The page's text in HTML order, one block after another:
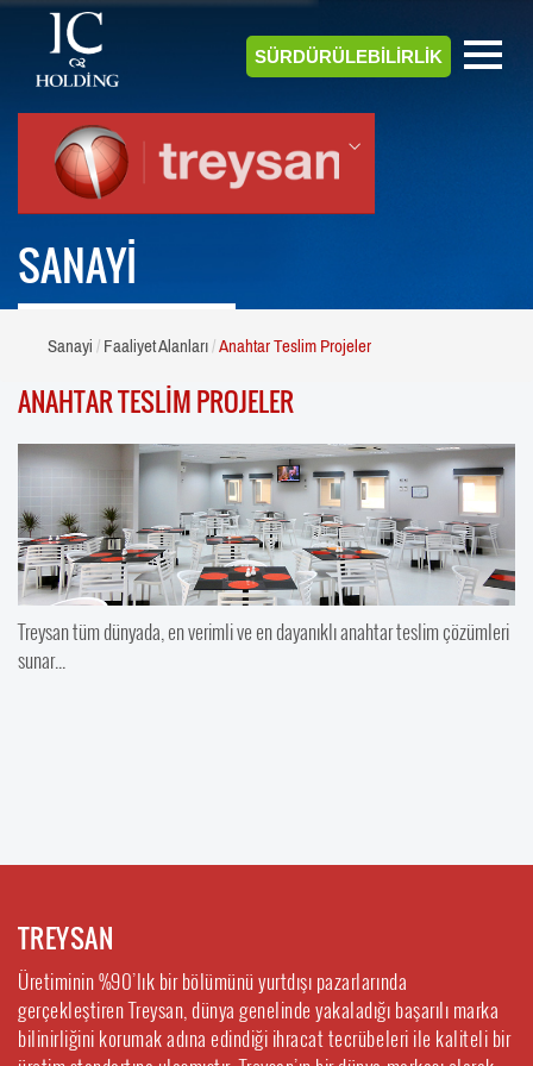
SÜRDÜRÜLEBİLİRLİK
SANAYİ
Sanayi Faaliyet Alanları Anahtar Teslim Projeler
ANAHTAR TESLİM PROJELER
Treysan tüm dünyada, en verimli ve en dayanıklı anahtar teslim çözümleri
sunar...
TREYSAN
Üretiminin %90’lık bir bölümünü yurtdışı pazarlarında
gerçekleştiren Treysan, dünya genelinde yakaladığı başarılı marka
bilinirliğini korumak adına edindiği ihracat tecrübeleri ile kaliteli bir